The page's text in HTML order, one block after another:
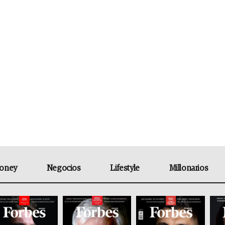
Negocios Lifestyle Millonarios